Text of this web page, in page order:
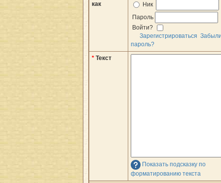
как
Ник
Пароль
Войти?
Зарегистрироваться
пароль?
* Текст
Показать подсказку по
форматированию текста